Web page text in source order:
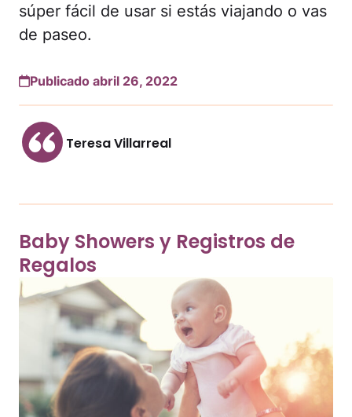
súper fácil de usar si estás viajando o vas
de paseo.
Publicado abril 26, 2022
Teresa Villarreal
Baby Showers y Registros de
Regalos